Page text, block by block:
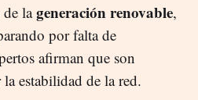
de lageneración renovable,
por falta de
afirman que son
la estabilidad de la red.